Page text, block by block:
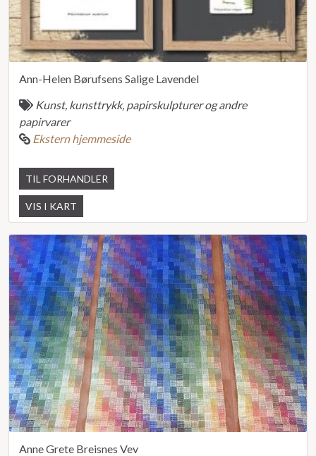
Ann-Helen Børufsens Salige Lavendel
Kunst, kunsttrykk, papirskulpturer og andre
papirvarer
Ekstern hjemmeside
TIL FORHANDLER
VIS I KART
Anne Grete Breisnes Vev